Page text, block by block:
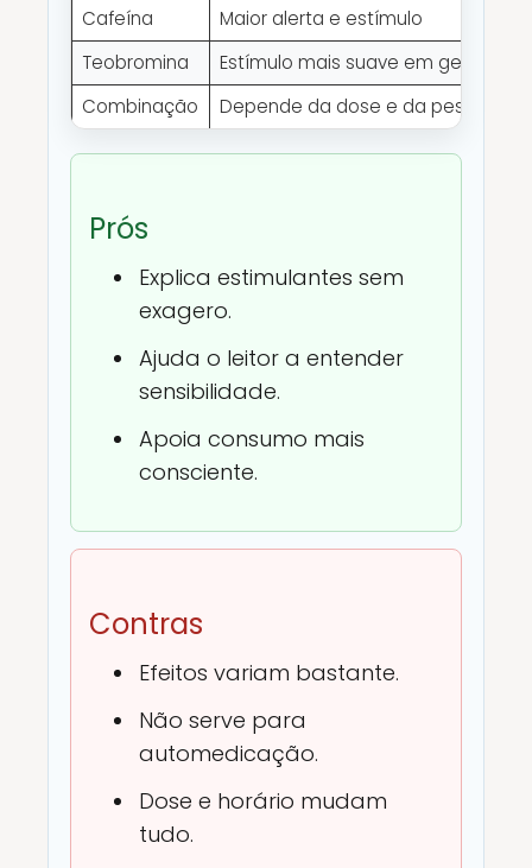
Cafeína Maior alerta e estímulo
Teobromina
Estímulo mais suave em geral
Combinação
Depende da dose e da pessoa
Prós
Explica estimulantes sem
exagero.
Ajuda o leitor a entender
sensibilidade.
Apoia consumo mais
consciente.
Contras
Efeitos variam bastante.
Não serve para
automedicação.
Dose e horário mudam
tudo.